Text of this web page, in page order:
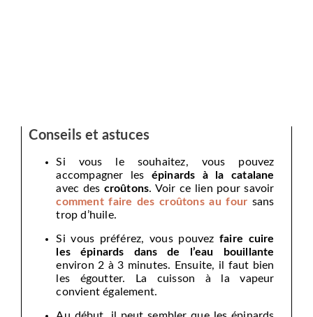
Conseils et astuces
Si vous le souhaitez, vous pouvez
accompagner les épinards à la catalane
avec des croûtons. Voir ce lien pour savoir
comment faire des croûtons au four sans
trop d’huile.
Si vous préférez, vous pouvezfaire cuire
les épinards dans de l’eau bouillante
environ 2 à 3 minutes. Ensuite, il faut bien
les égoutter. La cuisson à la vapeur
convient également.